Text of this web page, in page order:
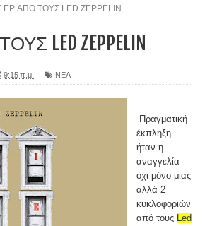
EP ΑΠΟ ΤΟΥΣ LED ZEPPELIN
LED ZEPPELIN
9:15 π.μ. ΝΕΑ
Πραγματική
έκπληξη
ήταν η
αναγγελία
όχι μόνο μίας
αλλά 2
κυκλοφοριών
από τους Led